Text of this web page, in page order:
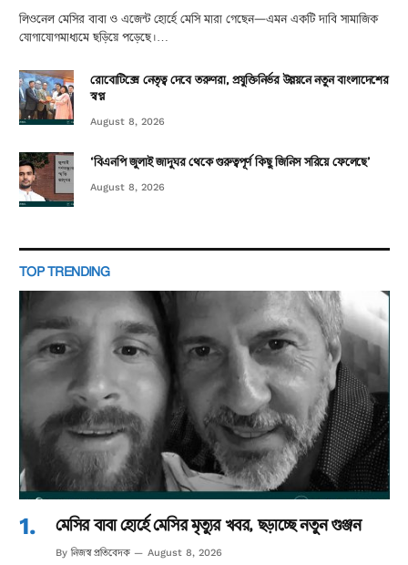
লিওনেল মেসির বাবা ও এজেন্ট হোর্হে মেসি মারা গেছেন—এমন একটি দাবি সামাজিক
যোগাযোগমাধ্যমে ছড়িয়ে পড়েছে।…
রোবোটিক্সে নেতৃত্ব দেবে তরুণরা, প্রযুক্তিনির্ভর উন্নয়নে নতুন বাংলাদেশের
স্বপ্ন
August 8, 2026
‘বিএনপি জুলাই জাদুঘর থেকে গুরুত্বপূর্ণ কিছু জিনিস সরিয়ে ফেলেছে’
August 8, 2026
TOP TRENDING
মেসির বাবা হোর্হে মেসির মৃত্যুর খবর, ছড়াচ্ছে নতুন গুঞ্জন
By নিজস্ব প্রতিবেদক August 8, 2026